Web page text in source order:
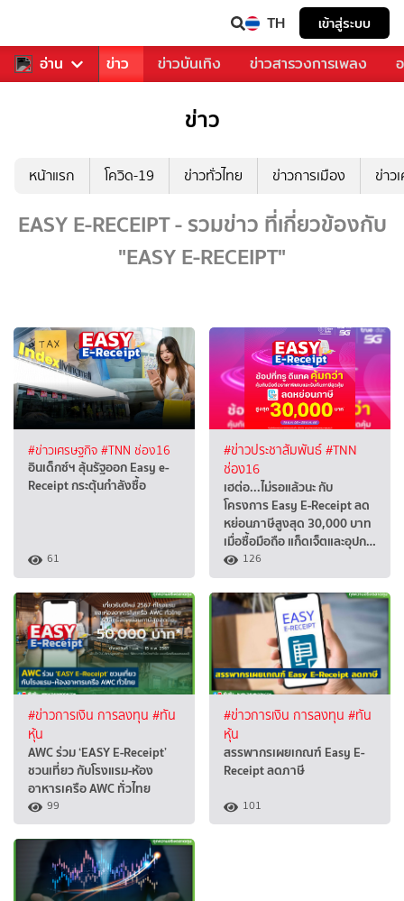
TH เข้าสู่ระบบ
อ่าน
คุณ กีฬา ข่าว ข่าวบันเทิง ข่าวสารวงการเพลง
ข่าว
หน้าแรก โควิด-19 ข่าวทั่วไทย ข่าวการเมือง ข่าว
EASY E-RECEIPT - รวมข่าว ที่เกี่ยวข้องกับ
"EASY E-RECEIPT"
#ข่าวเศรษฐกิจ #TNN ช่อง16
อินเด็กซ์ฯ ลุ้นรัฐออก Easy e-
Receipt กระตุ้นกำลังซื้อ
61
#ข่าวประชาสัมพันธ์#TNN
ช่อง16
เฮต่อ...ไม่รอแล้วนะ กับ
โครงการ Easy E-Receipt ลด
หย่อนภาษีสูงสุด 30,000 บาท
เมื่อซื้อมือถือ แก็ดเจ็ตและอุปก…
126
#ข่าวการเงิน การลงทุน #ทัน
หุ้น
AWC ร่วม ‘EASY E-Receipt’
ชวนเที่ยว กับโรงแรม-ห้อง
อาหารเครือ AWC ทั่วไทย
99
#ข่าวการเงิน การลงทุน #ทัน
หุ้น
สรรพากรเผยเกณฑ์ Easy E-
Receipt ลดภาษี
101